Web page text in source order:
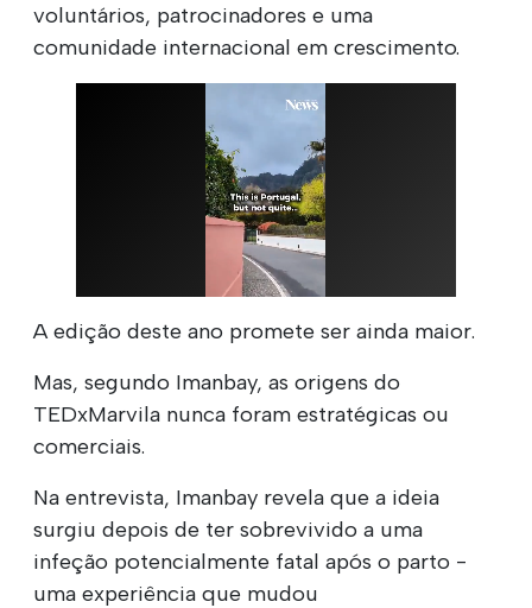
voluntários, patrocinadores e uma
comunidade internacional em crescimento.
A edição deste ano promete ser ainda maior.
Mas, segundo Imanbay, as origens do
TEDxMarvila nunca foram estratégicas ou
comerciais.
Na entrevista, Imanbay revela que a ideia
surgiu depois de ter sobrevivido a uma
infeção potencialmente fatal após o parto -
uma experiência que mudou